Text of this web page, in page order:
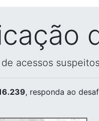
acessos
, responda ao